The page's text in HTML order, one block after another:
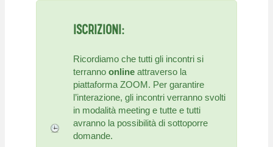
ISCRIZIONI:
Ricordiamo che tutti gli incontri si
terranno onlineattraverso la
piattaforma ZOOM. Per garantire
l’interazione, gli incontri verranno svolti
in modalità meeting e tutte e tutti
avranno la possibilità di sottoporre
domande.